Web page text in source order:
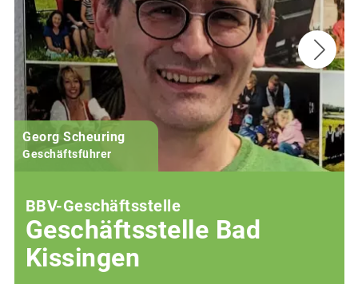
Georg Scheuring
Geschäftsführer
BBV-Geschäftsstelle
Geschäftsstelle Bad
Kissingen